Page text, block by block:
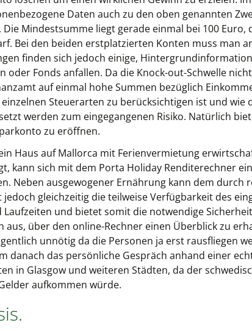
Daten auch zu den oben genannten
Mindestsumme liegt gerade einmal bei 100 Euro,
Bei den beiden erstplatzierten Konten muss man
finden sich jedoch einige,
oder Fonds anfallen. Da die Knock-out-Schwelle
auf einmal hohe Summen bezüglich
Steuerarten zu berücksichtigen ist und wie
werden zum eingegangenen Risiko. Natürlich
zu eröffnen.
Haus auf Mallorca mit Ferienvermietung
kann sich mit dem Porta Holiday Renditerechner
Neben ausgewogener Ernährung kann dem durch
gleichzeitig die teilweise Verfügbarkeit des
und bietet somit die notwendige
über den online-Rechner einen Überblick zu
unnötig da die Personen ja erst rausfliegen
danach das persönliche Gespräch anhand einer
in Glasgow und weiteren Städten, da der
aufkommen würde.